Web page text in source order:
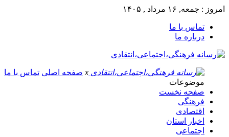
امروز : جمعه, ۱۶ مرداد , ۱۴۰۵
تماس با ما
درباره ما
x صفحه اصلی تماس با ما
موضوعات
صفحه نخست
فرهنگی
اقتصادی
اخبار استان
اجتماعی